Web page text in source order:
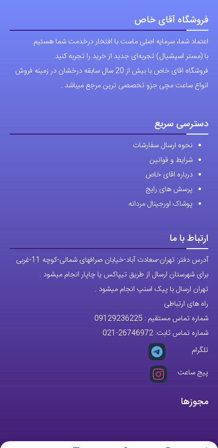
فروشگاه آقای خاص
اعتماد شما، سرمایه اصلی ماست.با افتخار درخدمت شما هستیم.
با (مستر اسپشیال) تجربه‌ای جدید از خرید را تجربه کنید.
فروشگاه اقای خاص با بیش از 20 سال سابقه درخشان در زمینه فروش
انواع ساعت مچی جزو تخصصی ترین مرجع میباشد .
دسترسی سریع
نحوه ارسال سفارشات
شرایط و قوانین
درباره اقای خاص
پرسش های رایج
پوشاک اورجینال مردانه
ارتباط با ما
آدرس دفتر: تهران-سعادت آباد-خیابان صرافهای شمالی-کوچه 11-غربی
برای شهرستان ارسال از طریق تیپاکس یا چاپار انجام میشود .
تهران ارسال با پیک اسنپ انجام میشود .
راه های ارتباطی
شماره تماس مستقیم : 09129236225
شماره تماس ثابت: 26746972
-021
تلگرام
پیج ساعت
مجوزها